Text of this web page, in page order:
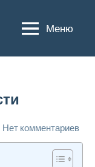
Меню
Нет комментариев